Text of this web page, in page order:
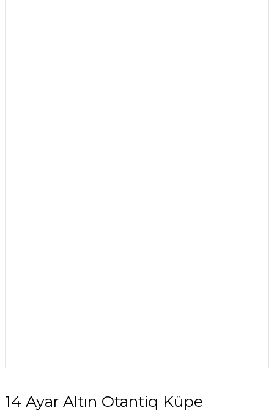
14 Ayar Altın Otantiq Küpe